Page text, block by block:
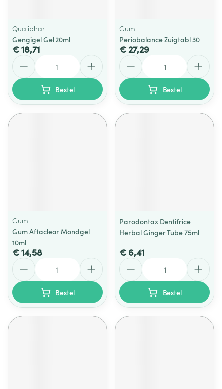
Qualiphar
Gengigel Gel 20ml
€ 18,71
Bestel
Gum
Periobalance Zuigtabl 30
€ 27,29
Bestel
Gum
Gum Aftaclear Mondgel
10ml
€ 14,58
Bestel
Parodontax Dentifrice
Herbal Ginger Tube 75ml
€ 6,41
Bestel